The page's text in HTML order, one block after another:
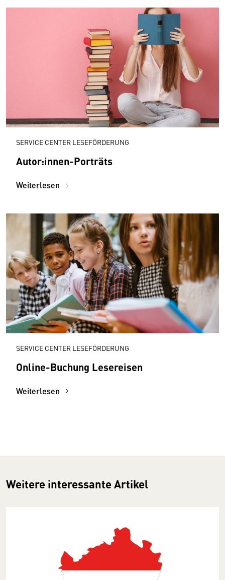
SERVICE CENTER LESEFÖRDERUNG
Autor:innen-Porträts
Weiterlesen
SERVICE CENTER LESEFÖRDERUNG
Online-Buchung Lesereisen
Weiterlesen
Weitere interessante Artikel